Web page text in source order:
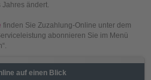
ändert.
finden Sie Zuzahlung-Online unter dem
abonnieren Sie im Menü
auf einen Blick